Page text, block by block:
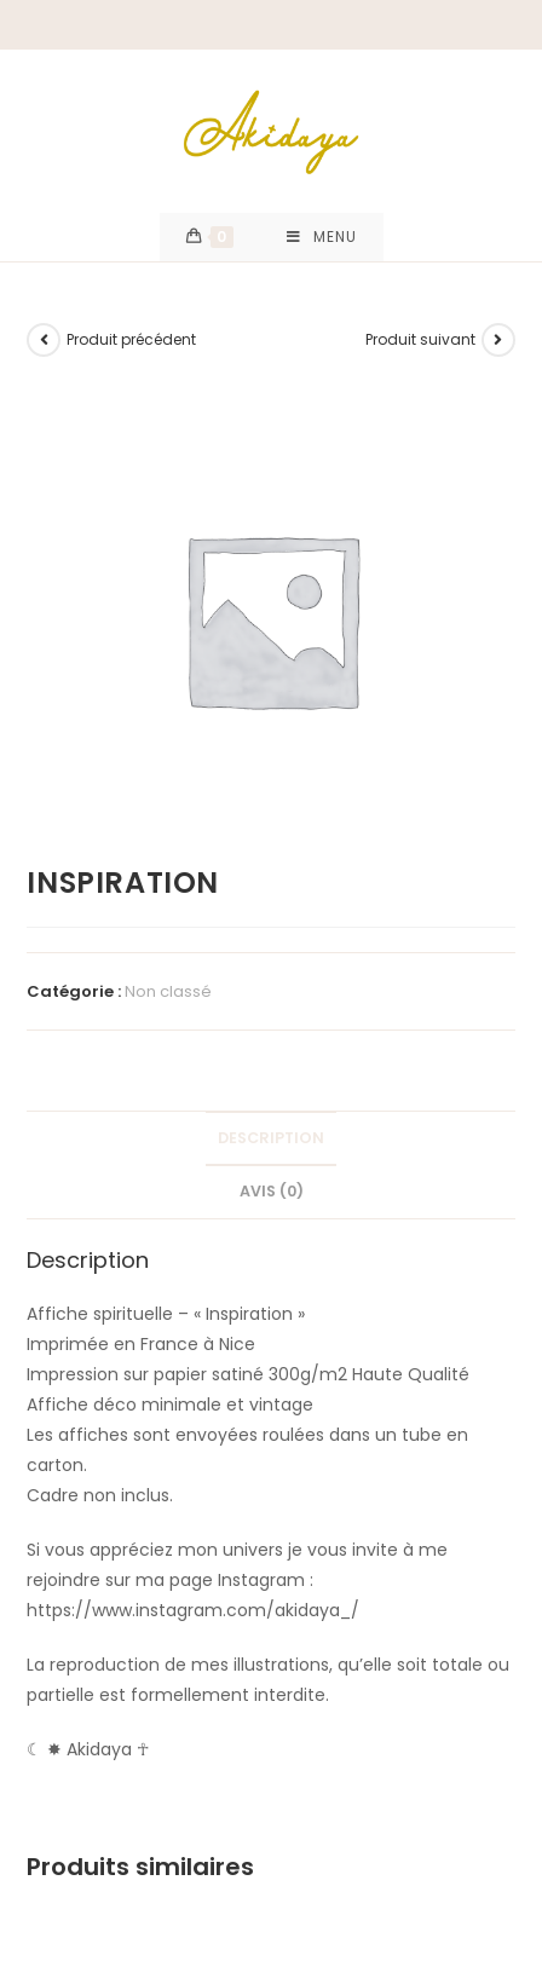
0 MENU
Produit précédent Produit suivant
INSPIRATION
Catégorie : Non classé
DESCRIPTION
AVIS (0)
Description
Affiche spirituelle – « Inspiration »
Imprimée en France à Nice
Impression sur papier satiné 300g/m2 Haute Qualité
Affiche déco minimale et vintage
Les affiches sont envoyées roulées dans un tube en
carton.
Cadre non inclus.
Si vous appréciez mon univers je vous invite à me
rejoindre sur ma page Instagram :
https://www.instagram.com/akidaya_/
La reproduction de mes illustrations, qu’elle soit totale ou
partielle est formellement interdite.
☾ ✸ Akidaya ☥
Produits similaires